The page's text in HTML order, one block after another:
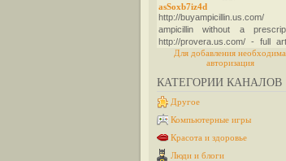
Для добавления необходима
авторизация
КАТЕГОРИИ КАНАЛОВ
Другое
Компьютерные игры
Красота и здоровье
Люди и блоги